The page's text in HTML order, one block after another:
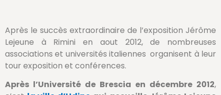
Après le succès extraordinaire de l’exposition Jérôme
Lejeune à Rimini en aout 2012, de nombreuses
associations et universités italiennes organisent à leur
tour exposition et conférences.
Après l’Université de Brescia en décembre 2012,